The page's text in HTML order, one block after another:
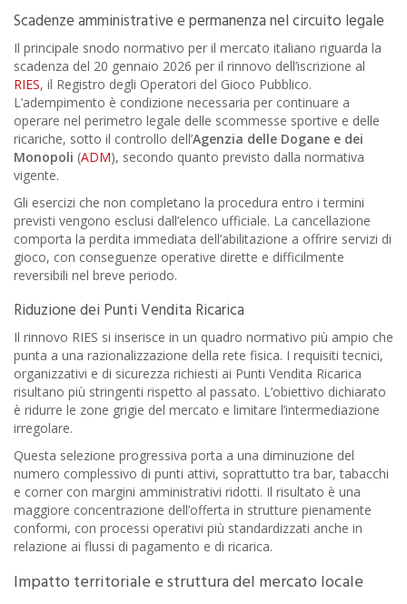
Scadenze amministrative e permanenza nel circuito legale
Il principale snodo normativo per il mercato italiano riguarda la
scadenza del 20 gennaio 2026 per il rinnovo dell’iscrizione al
RIES, il Registro degli Operatori del Gioco Pubblico.
L’adempimento è condizione necessaria per continuare a
operare nel perimetro legale delle scommesse sportive e delle
ricariche, sotto il controllo dell’Agenzia delle Dogane e dei
Monopoli (ADM), secondo quanto previsto dalla normativa
vigente.
Gli esercizi che non completano la procedura entro i termini
previsti vengono esclusi dall’elenco ufficiale. La cancellazione
comporta la perdita immediata dell’abilitazione a offrire servizi di
gioco, con conseguenze operative dirette e difficilmente
reversibili nel breve periodo.
Riduzione dei Punti Vendita Ricarica
Il rinnovo RIES si inserisce in un quadro normativo più ampio che
punta a una razionalizzazione della rete fisica. I requisiti tecnici,
organizzativi e di sicurezza richiesti ai Punti Vendita Ricarica
risultano più stringenti rispetto al passato. L’obiettivo dichiarato
è ridurre le zone grigie del mercato e limitare l’intermediazione
irregolare.
Questa selezione progressiva porta a una diminuzione del
numero complessivo di punti attivi, soprattutto tra bar, tabacchi
e corner con margini amministrativi ridotti. Il risultato è una
maggiore concentrazione dell’offerta in strutture pienamente
conformi, con processi operativi più standardizzati anche in
relazione ai flussi di pagamento e di ricarica.
Impatto territoriale e struttura del mercato locale